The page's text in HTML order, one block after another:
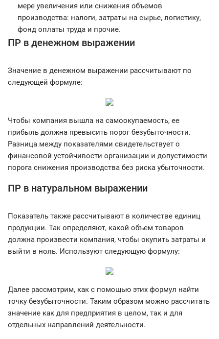
мере увеличения или снижения объемов
производства: налоги, затраты на сырье, логистику,
фонд оплаты труда и прочие.
ПР в денежном выражении
Значение в денежном выражении рассчитывают по
следующей формуле:
Чтобы компания вышла на самоокупаемость, ее
прибыль должна превысить порог безубыточности.
Разница между показателями свидетельствует о
финансовой устойчивости организации и допустимости
порога снижения производства без риска убыточности.
ПР в натуральном выражении
Показатель также рассчитывают в количестве единиц
продукции. Так определяют, какой объем товаров
должна произвести компания, чтобы окупить затраты и
выйти в ноль. Используют следующую формулу:
Далее рассмотрим, как с помощью этих формул найти
точку безубыточности. Таким образом можно рассчитать
значение как для предприятия в целом, так и для
отдельных направлений деятельности.